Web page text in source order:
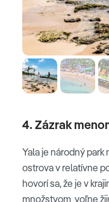
4. Zázrak
Yala je národný park
ostrova v relatívne
hovorí sa, že je v
množstvom voľne